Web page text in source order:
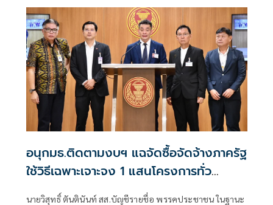
ร่วมรัฐบาลและนายกฯไปแล้วว่า รัฐบาลนี้มีเสถียรภาพและ
ทำงานร่วมกันอย่างเต็มที่
อนุกมธ.ติดตามงบฯ แฉจัดซื้อจัดจ้างภาครัฐ
ใช้วิธีเฉพาะเจาะจง 1 แสนโครงการทั่ว
ประเทศ เอื้อทุจริตงบกว่า 5 หมื่นล้านบาท
นายวิสุทธิ์ ตันตินันท์ สส.บัญชีรายชื่อ พรรคประชาชน ในฐานะ